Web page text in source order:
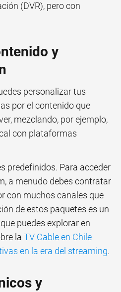
(DVR), pero con
y
personalizar tus
por el contenido que
mezclando, por ejemplo,
con plataformas
predefinidos. Para acceder
a menudo debes contratar
con muchos canales que
de estos paquetes es un
puedes explorar en
la TV Cable en Chile
en la era del streaming.
y